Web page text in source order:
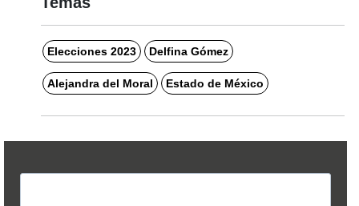
Elecciones 2023 Delfina Gómez
Alejandra del Moral Estado de México